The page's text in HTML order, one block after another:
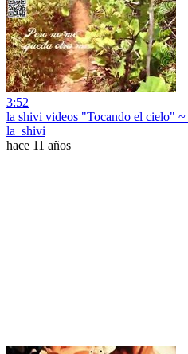
3:52
la shivi videos "Tocando el cielo" ~
la_shivi
hace 11 años